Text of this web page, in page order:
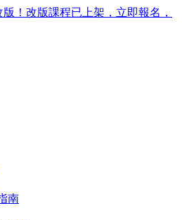
版！改版課程已上架，立即報名，
南